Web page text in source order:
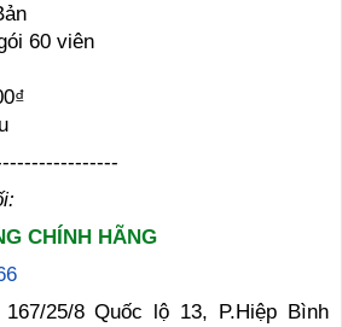
60 viên
CHÍNH HÃNG
167/25/8 Quốc lộ 13, P.Hiệp Bình